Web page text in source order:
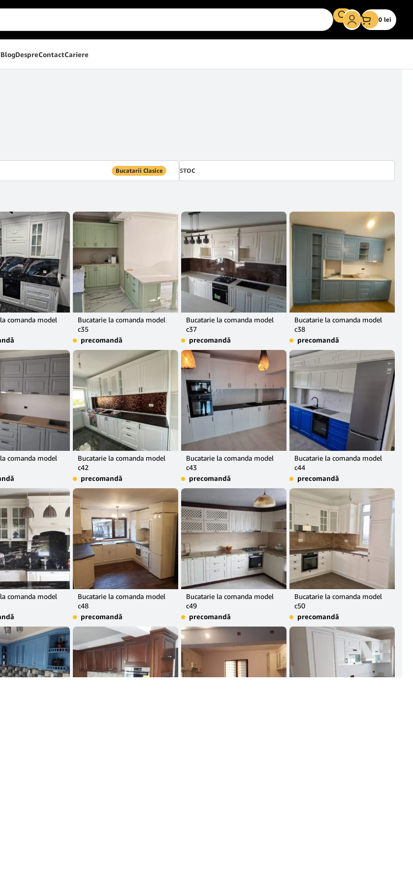
0 lei
BlogDespreContactCariere
Bucatarii Clasice STOC
comanda model
Bucatarie la comanda model
c35
precomandă
Bucatarie la comanda model
c37
precomandă
Bucatarie la comanda model
c38
precomandă
comanda model
Bucatarie la comanda model
c42
precomandă
Bucatarie la comanda model
c43
precomandă
Bucatarie la comanda model
c44
precomandă
comanda model
Bucatarie la comanda model
c48
precomandă
Bucatarie la comanda model
c49
precomandă
Bucatarie la comanda model
c50
precomandă